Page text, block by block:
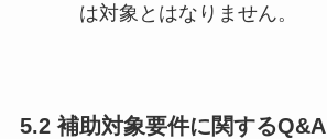
は対象とはなりません。
5.2 補助対象要件に関するQ&A